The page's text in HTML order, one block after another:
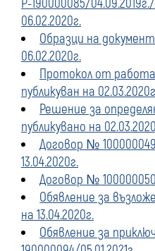
Р-190000085/
06.02.2020г.
Образци на
06.02.2020г.
Протокол от
публикуван на
Решение за
публикувано на
Договор №
13.04.2020г.
Договор №
Обявление за
на 13.04.2020г.
Обявление за